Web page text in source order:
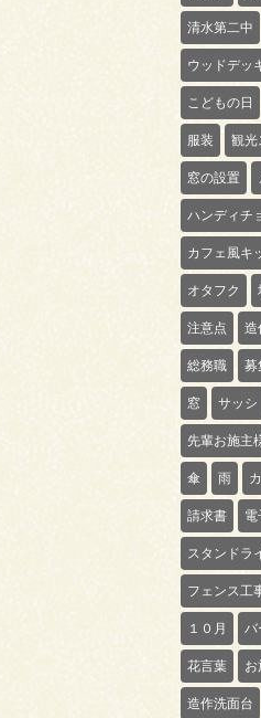
清水第二中
ウッドデッ
こどもの日
服装 観光
窓の設置
ハンディチ
カフェ風キ
オタフク
注意点 造
総務職 募
窓 サッシ
先輩お施主
傘 雨
請求書 電
スタンドラ
フェンス工
１０月 バ
花言葉 お
造作洗面台